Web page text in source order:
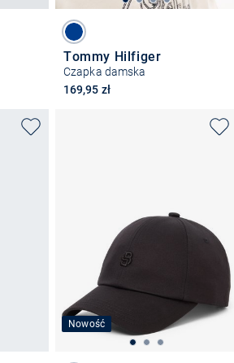
Tommy Hilfiger
Czapka damska
169,95 zł
Nowość